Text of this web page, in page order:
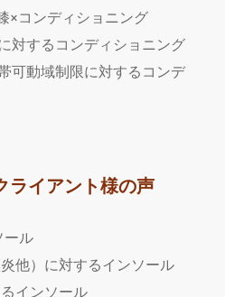
×コンディショニング
対するコンディショニング
可動域制限に対するコンデ
ライアント様の声
ール
他）に対するインソール
インソール